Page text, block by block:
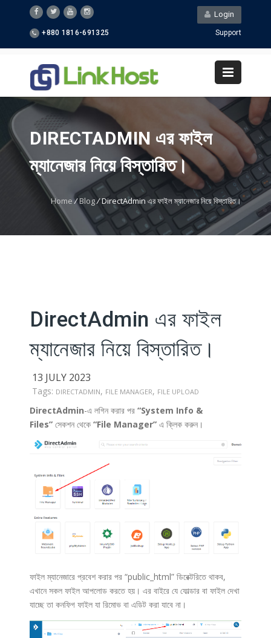
Login
+880 1816-691325 Support
DIRECTADMIN এর ফাইল
ম্যানেজার নিয়ে বিস্তারিত।
Home / Blog/DirectAdmin এর ফাইল ম্যানেজার নিয়ে বিস্তারিত।
DirectAdmin এর ফাইল
ম্যানেজার নিয়ে বিস্তারিত।
13 JULY 2023
Tags: DIRECTADMIN, FILE MANAGER, FILE UPLOAD
DirectAdmin-এ লগিন করার পর “System Info &
Files” সেকশন থেকে “File Manager” এ ক্লিক করুন।
ফাইল ম্যানেজারে প্রবেশ করার পর “public_html” ডিরেক্টরিতে থাকব,
এখানে সকল ফাইল আপলোড করতে হয়। এর বাইরে যে ফোল্ডার বা ফাইল দেখা
যাচ্ছে তা কনফিগ ফাইল যা রিমোভ বা এডিট করা যাবে না।